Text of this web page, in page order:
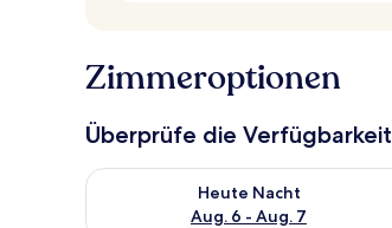
Zimmeroptionen
Überprüfe die
Heute Nacht
Aug. 6 - Aug. 7
Überprüfe die Verfügbarkeit für